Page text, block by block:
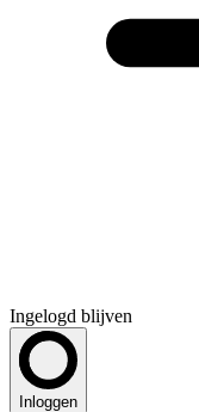
Ingelogd blijven
Inloggen